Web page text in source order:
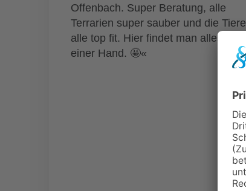
Offenbach. Super Beratung, alle
Terrarien super sauber und die Tiere
alle top fit. Hier findet man alles aus
einer Hand. 🤩«